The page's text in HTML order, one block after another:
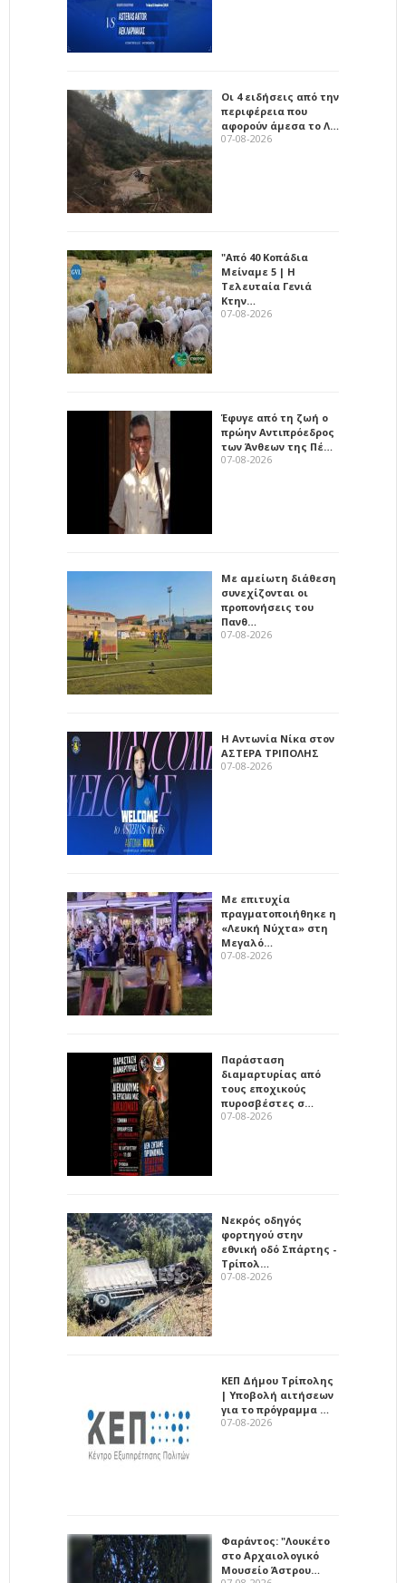
Οι 4 ειδήσεις από την
περιφέρεια που
αφορούν άμεσα το Λ…
07-08-2026
"Από 40 Κοπάδια
Μείναμε 5 | Η
Τελευταία Γενιά
Κτην…
07-08-2026
Έφυγε από τη ζωή ο
πρώην Αντιπρόεδρος
των Άνθεων της Πέ…
07-08-2026
Με αμείωτη διάθεση
συνεχίζονται οι
προπονήσεις του
Πανθ…
07-08-2026
Η Αντωνία Νίκα στον
ΑΣΤΕΡΑ ΤΡΙΠΟΛΗΣ
07-08-2026
Με επιτυχία
πραγματοποιήθηκε η
«Λευκή Νύχτα» στη
Μεγαλό…
07-08-2026
Παράσταση
διαμαρτυρίας από
τους εποχικούς
πυροσβέστες σ…
07-08-2026
Νεκρός οδηγός
φορτηγού στην
εθνική οδό Σπάρτης -
Τρίπολ…
07-08-2026
ΚΕΠ Δήμου Τρίπολης
| Υποβολή αιτήσεων
για το πρόγραμμα …
07-08-2026
Φαράντος: "Λουκέτο
στο Αρχαιολογικό
Μουσείο Άστρου…